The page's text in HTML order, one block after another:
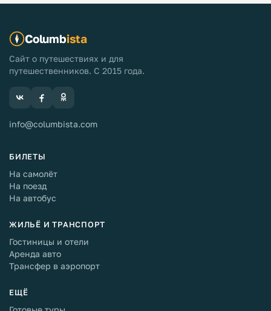
Columbista
Сайт о путешествиях и для
путешественников. С 2015 года.
info@columbista.com
БИЛЕТЫ
На самолёт
На поезд
На автобус
ЖИЛЬЁ И ТРАНСПОРТ
Гостиницы и отели
Аренда авто
Трансфер в аэропорт
ЕЩЁ